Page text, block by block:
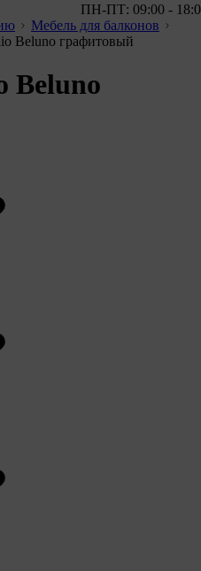
ПН-ПТ: 09:00 -
Мебель для балконов
Beluno графитовый
Beluno